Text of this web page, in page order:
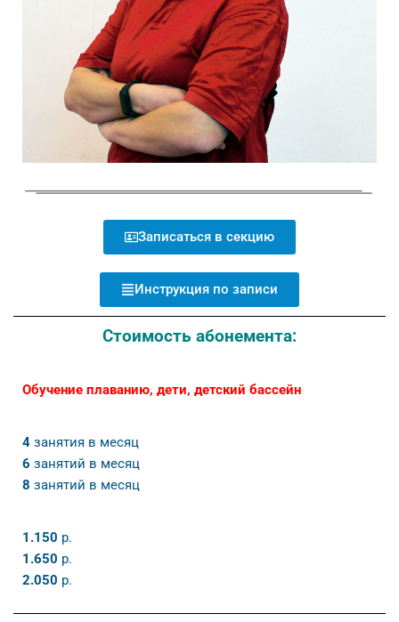
Записаться в секцию
Инструкция по записи
Стоимость абонемента:
Обучение плаванию, дети, детский бассейн
4 занятия в месяц
6 занятий в месяц
8 занятий в месяц
1.150 р.
1.650 р.
2.050 р.